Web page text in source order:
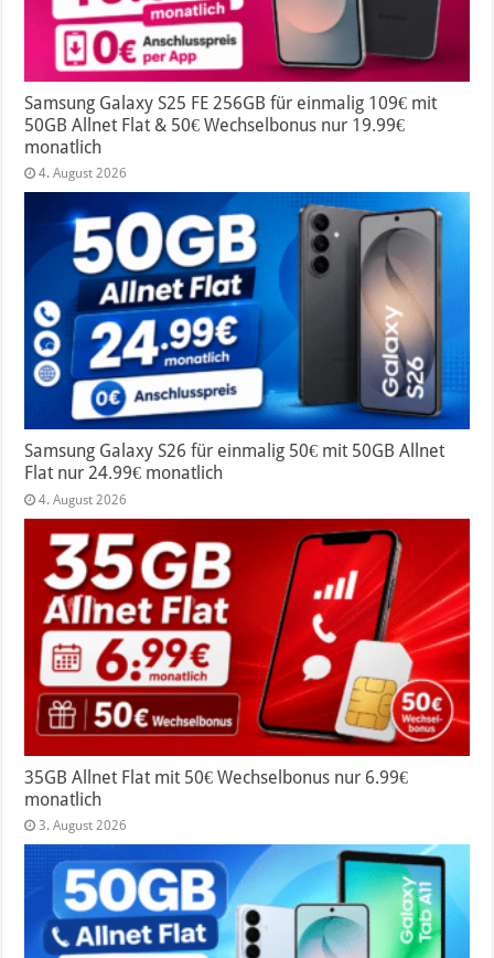
Samsung Galaxy S25 FE 256GB für einmalig 109€ mit
50GB Allnet Flat & 50€ Wechselbonus nur 19.99€
monatlich
4. August 2026
Samsung Galaxy S26 für einmalig 50€ mit 50GB Allnet
Flat nur 24.99€ monatlich
4. August 2026
35GB Allnet Flat mit 50€ Wechselbonus nur 6.99€
monatlich
3. August 2026